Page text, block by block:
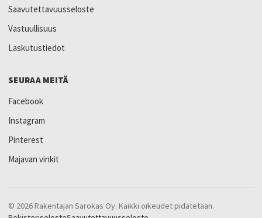
Saavutettavuusseloste
Vastuullisuus
Laskutustiedot
SEURAA MEITÄ
Facebook
Instagram
Pinterest
Majavan vinkit
© 2026 Rakentajan Sarokas Oy. Kaikki oikeudet pidätetään.